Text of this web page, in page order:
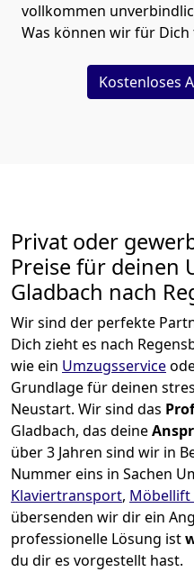
vollkommen
Was können wir für Dich
Kostenloses
Privat oder
Preise für deinen
Gladbach nach
Wir sind der perfekte
Dich zieht es nach
wie ein Umzugsservice
Grundlage für deinen
Neustart. Wir sind das
Gladbach, das deine
über 3 Jahren sind wir in
Nummer eins in Sachen
Klaviertransport, Möbellift
übersenden wir dir ein
professionelle Lösung ist
du dir es vorgestellt hast.